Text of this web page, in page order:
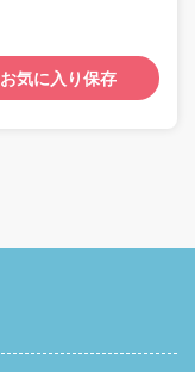
お気に入り保存